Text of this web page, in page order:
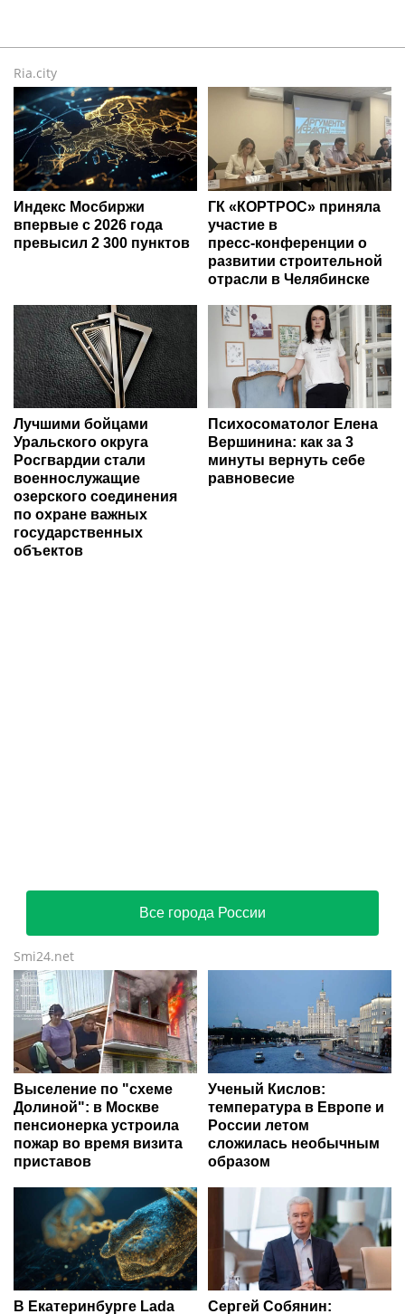
Ria.city
Индекс Мосбиржи
впервые с 2026 года
превысил 2 300 пунктов
ГК «КОРТРОС» приняла
участие в
пресс‑конференции о
развитии строительной
отрасли в Челябинске
Лучшими бойцами
Уральского округа
Росгвардии стали
военнослужащие
озерского соединения
по охране важных
государственных
объектов
Психосоматолог Елена
Вершинина: как за 3
минуты вернуть себе
равновесие
Все города России
Smi24.net
Выселение по "схеме
Долиной": в Москве
пенсионерка устроила
пожар во время визита
приставов
Ученый Кислов:
температура в Европе и
России летом
сложилась необычным
образом
В Екатеринбурге Lada Сергей Собянин: